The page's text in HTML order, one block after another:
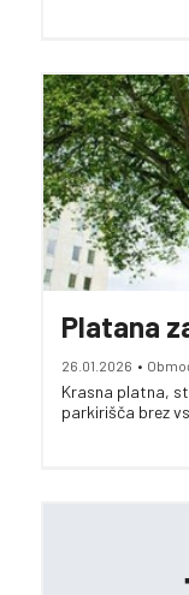
Platana
26.01.2026 •
Krasna platna,
parkirišča brez